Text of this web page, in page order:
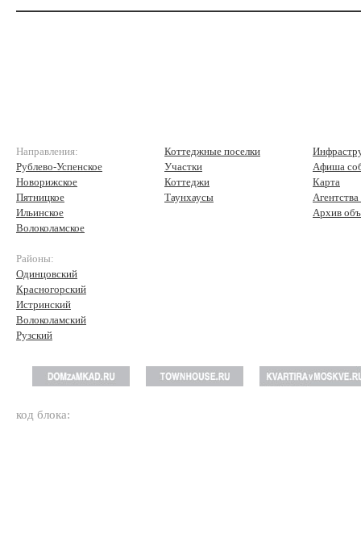
Направления:
Рублево-Успенское
Новорижское
Пятницкое
Ильинское
Волоколамское
Районы:
Одинцовский
Красногорский
Истринский
Волоколамский
Рузский
Коттеджные поселки
Участки
Коттеджи
Таунхаусы
Афиша
Карта
Архив
код блока: